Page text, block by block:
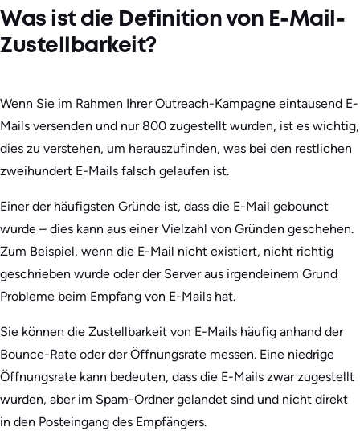
Was ist die Definition von E-Mail-
Zustellbarkeit?
Wenn Sie im Rahmen Ihrer Outreach-Kampagne eintausend E-
Mails versenden und nur 800 zugestellt wurden, ist es wichtig,
dies zu verstehen, um herauszufinden, was bei den restlichen
zweihundert E-Mails falsch gelaufen ist.
Einer der häufigsten Gründe ist, dass die E-Mail gebounct
wurde – dies kann aus einer Vielzahl von Gründen geschehen.
Zum Beispiel, wenn die E-Mail nicht existiert, nicht richtig
geschrieben wurde oder der Server aus irgendeinem Grund
Probleme beim Empfang von E-Mails hat.
Sie können die Zustellbarkeit von E-Mails häufig anhand der
Bounce-Rate oder der Öffnungsrate messen. Eine niedrige
Öffnungsrate kann bedeuten, dass die E-Mails zwar zugestellt
wurden, aber im Spam-Ordner gelandet sind und nicht direkt
in den Posteingang des Empfängers.